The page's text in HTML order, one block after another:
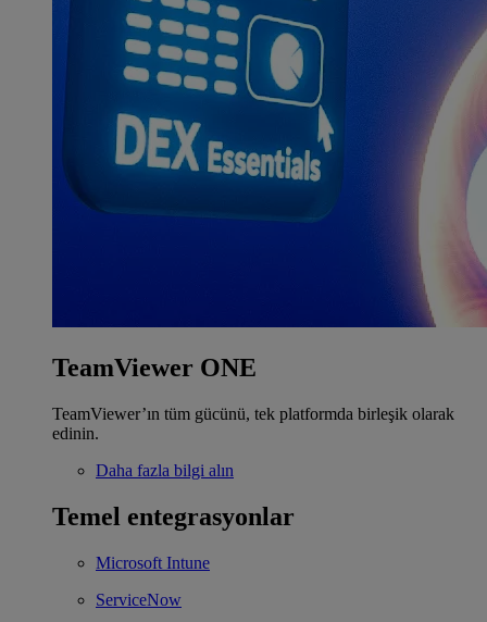
TeamViewer ONE
TeamViewer’ın tüm gücünü, tek platformda birleşik olarak
edinin.
Daha fazla bilgi alın
Temel entegrasyonlar
Microsoft Intune
ServiceNow